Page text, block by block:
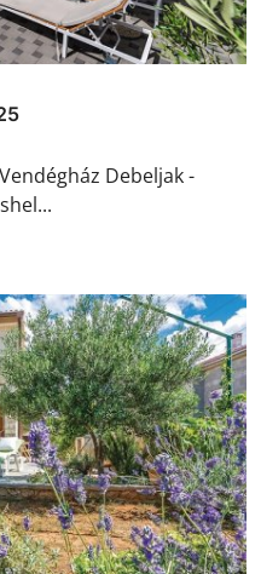
Debeljak -